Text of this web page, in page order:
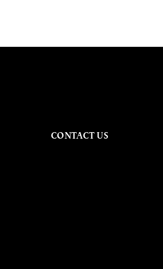
CONTACT US